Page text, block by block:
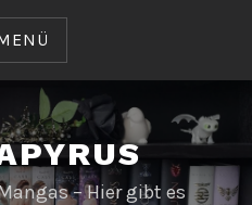
– Hier gibt es